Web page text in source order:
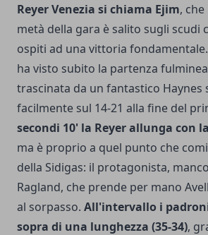
Reyer Venezia si chiama Ejim,
metà della gara è salito sugli scudi
ospiti ad una vittoria
ha visto subito la partenza fulminea
trascinata da un fantastico Haynes
facilmente sul 14-21 alla fine del
secondi 10' la Reyer allunga con
ma è proprio a quel punto che
della Sidigas: il protagonista,
Ragland, che prende per mano
al sorpasso. All'intervallo i
sopra di una lunghezza (35-34),